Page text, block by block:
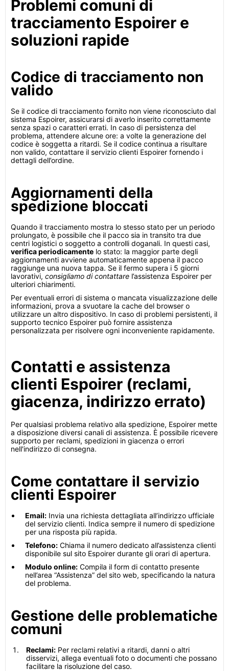
Problemi comuni di
tracciamento Espoirer e
soluzioni rapide
Codice di tracciamento non
valido
Se il codice di tracciamento fornito non viene riconosciuto dal
sistema Espoirer, assicurarsi di averlo inserito correttamente
senza spazi o caratteri errati. In caso di persistenza del
problema, attendere alcune ore: a volte la generazione del
codice è soggetta a ritardi. Se il codice continua a risultare
non valido, contattare il servizio clienti Espoirer fornendo i
dettagli dell’ordine.
Aggiornamenti della
spedizione bloccati
Quando il tracciamento mostra lo stesso stato per un periodo
prolungato, è possibile che il pacco sia in transito tra due
centri logistici o soggetto a controlli doganali. In questi casi,
verifica periodicamente lo stato: la maggior parte degli
aggiornamenti avviene automaticamente appena il pacco
raggiunge una nuova tappa. Se il fermo supera i 5 giorni
lavorativi, consigliamo di contattare l’assistenza Espoirer per
ulteriori chiarimenti.
Per eventuali errori di sistema o mancata visualizzazione delle
informazioni, prova a svuotare la cache del browser o
utilizzare un altro dispositivo. In caso di problemi persistenti, il
supporto tecnico Espoirer può fornire assistenza
personalizzata per risolvere ogni inconveniente rapidamente.
Contatti e assistenza
clienti Espoirer (reclami,
giacenza, indirizzo errato)
Per qualsiasi problema relativo alla spedizione, Espoirer mette
a disposizione diversi canali di assistenza. È possibile ricevere
supporto per reclami, spedizioni in giacenza o errori
nell'indirizzo di consegna.
Come contattare il servizio
clienti Espoirer
Email: Invia una richiesta dettagliata all’indirizzo ufficiale
del servizio clienti. Indica sempre il numero di spedizione
per una risposta più rapida.
Telefono: Chiama il numero dedicato all’assistenza clienti
disponibile sul sito Espoirer durante gli orari di apertura.
Modulo online: Compila il form di contatto presente
nell’area “Assistenza” del sito web, specificando la natura
del problema.
Gestione delle problematiche
comuni
Reclami: Per reclami relativi a ritardi, danni o altri
disservizi, allega eventuali foto o documenti che possano
facilitare la risoluzione del caso.